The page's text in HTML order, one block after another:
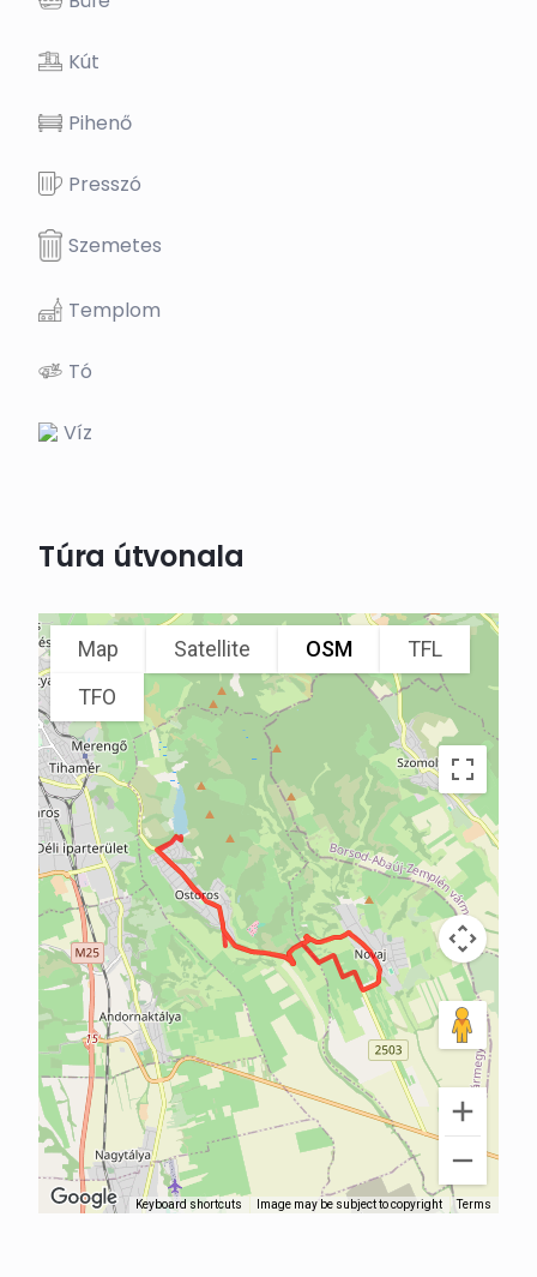
Kút
Pihenő
Presszó
Szemetes
Templom
Tó
Víz
Túra útvonala
Map Satellite OSM
TFL
TFO
Keyboard shortcuts Image may be subject to copyright Terms